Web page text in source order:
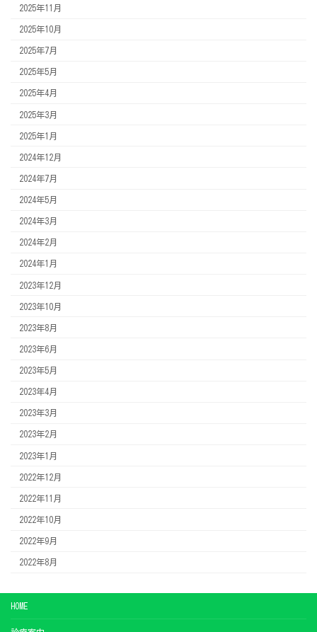
2025年11月
2025年10月
2025年7月
2025年5月
2025年4月
2025年3月
2025年1月
2024年12月
2024年7月
2024年5月
2024年3月
2024年2月
2024年1月
2023年12月
2023年10月
2023年8月
2023年6月
2023年5月
2023年4月
2023年3月
2023年2月
2023年1月
2022年12月
2022年11月
2022年10月
2022年9月
2022年8月
HOME